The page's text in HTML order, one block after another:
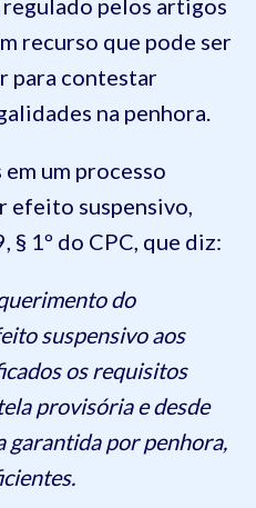
regulado pelos artigos
recurso que pode ser
para contestar
na penhora.
um processo
efeito suspensivo,
1º do CPC, que diz:
do
suspensivo aos
os requisitos
provisória e desde
garantida por penhora,